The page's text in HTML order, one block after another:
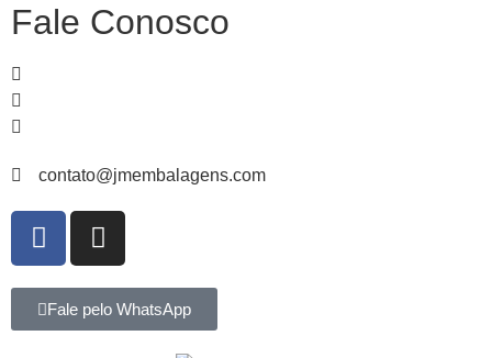
Fale Conosco
contato@jmembalagens.com
Fale pelo WhatsApp